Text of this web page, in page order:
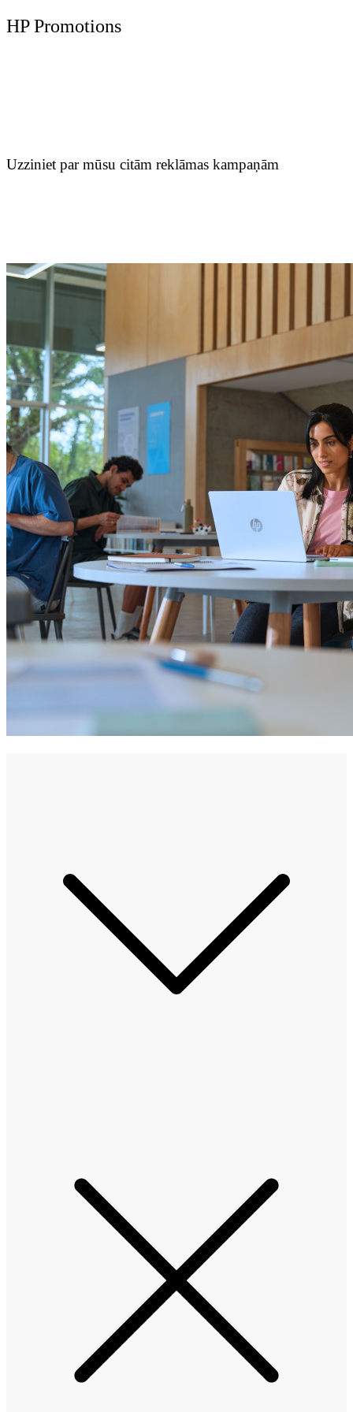
HP Promotions
Uzziniet par mūsu citām reklāmas kampaņām